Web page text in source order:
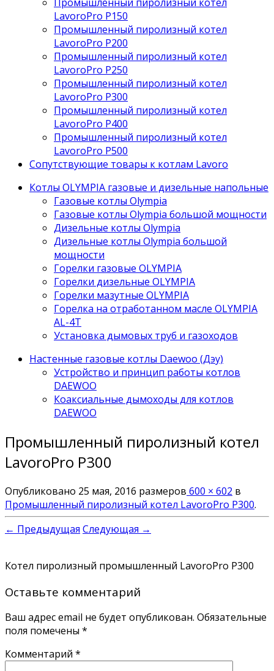
LavoroPro P150
Промышленный пиролизный котел
LavoroPro P200
Промышленный пиролизный котел
LavoroPro P250
Промышленный пиролизный котел
LavoroPro P300
Промышленный пиролизный котел
LavoroPro P400
Промышленный пиролизный котел
LavoroPro P500
Сопутствующие товары к котлам Lavoro
Котлы OLYMPIA газовые и дизельные напольные
Газовые котлы Olympia
Газовые котлы Olympia большой мощности
Дизельные котлы Olympia
Дизельные котлы Olympia большой
мощности
Горелки газовые OLYMPIA
Горелки дизельные OLYMPIA
Горелки мазутные OLYMPIA
Горелка на отработанном масле OLYMPIA
AL-4T
Установка дымовых труб и газоходов
Настенные газовые котлы Daewoo (Дэу)
Устройство и принцип работы котлов
DAEWOO
Коаксиальные дымоходы для котлов
DAEWOO
Промышленный пиролизный котел
LavoroPro P300
Опубликовано 25 мая, 2016 размеров 600 × 602 в
Промышленный пиролизный котел LavoroPro P300.
← Предыдущая Следующая →
Котел пиролизный промышленный LavoroPro P300
Оставьте комментарий
Ваш адрес email не будет опубликован. Обязательные
поля помечены *
Комментарий *